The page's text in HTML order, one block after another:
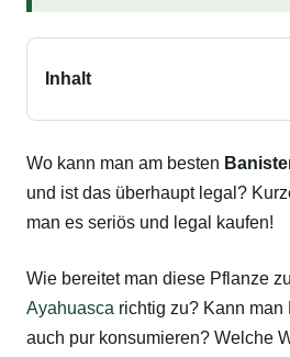
Inhalt
Wo kann man am besten
und ist das überhaupt legal?
man es seriös und legal kaufen!
Wie bereitet man diese Pflanze
Ayahuasca richtig zu? Kann
auch pur konsumieren? Welche